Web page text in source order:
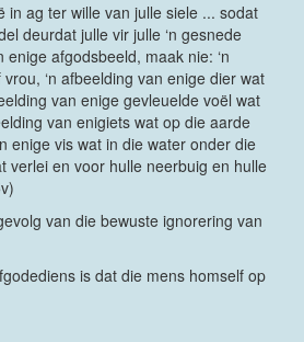
in ag ter wille van julle siele ... sodat
deurdat julle vir julle ‘n gesnede
enige afgodsbeeld, maak nie: ‘n
‘n afbeelding van enige dier wat
van enige gevleuelde voël wat
van enigiets wat op die aarde
enige vis wat in die water onder die
verlei en voor hulle neerbuig en hulle
van die bewuste ignorering van
is dat die mens homself op